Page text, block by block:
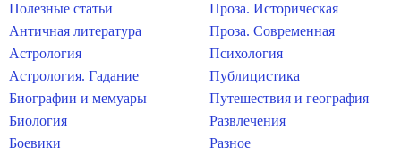
Полезные статьи
Античная литература
Астрология
Астрология. Гадание
Биографии и мемуары
Биология
Боевики
Проза. Историческая
Проза. Современная
Психология
Публицистика
Путешествия и география
Развлечения
Разное